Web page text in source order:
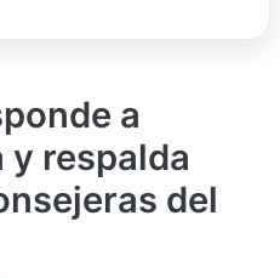
a
y respalda
del